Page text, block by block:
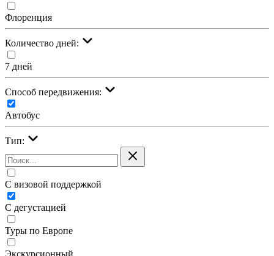
Флоренция
Количество дней:
7 дней
Cпособ передвижения:
Автобус
Тип:
С визовой поддержкой
С дегустацией
Туры по Европе
Экскурсионный